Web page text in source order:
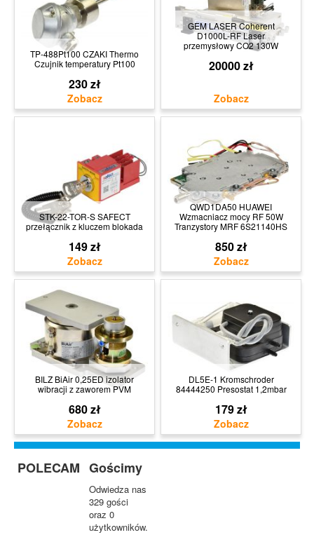
TP-488Pt100 CZAKI Thermo
Czujnik temperatury Pt100
230 zł
GEM LASER Coherent
D1000L-RF Laser
przemysłowy CO2 130W
20000 zł
STK-22-TOR-S SAFECT
przełącznik z kluczem blokada
149 zł
QWD1DA50 HUAWEI
Wzmacniacz mocy RF 50W
Tranzystory MRF 6S21140HS
850 zł
BILZ BiAir 0,25ED izolator
wibracji z zaworem PVM
680 zł
DL5E-1 Kromschroder
84444250 Presostat 1,2mbar
179 zł
POLECAM Gościmy
Odwiedza nas
329 gości
oraz 0
użytkowników.